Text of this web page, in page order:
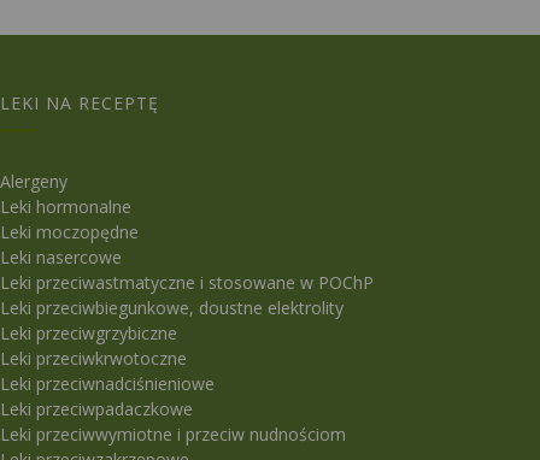
LEKI NA RECEPTĘ
Alergeny
Leki hormonalne
Leki moczopędne
Leki nasercowe
Leki przeciwastmatyczne i stosowane w POChP
Leki przeciwbiegunkowe, doustne elektrolity
Leki przeciwgrzybiczne
Leki przeciwkrwotoczne
Leki przeciwnadciśnieniowe
Leki przeciwpadaczkowe
Leki przeciwwymiotne i przeciw nudnościom